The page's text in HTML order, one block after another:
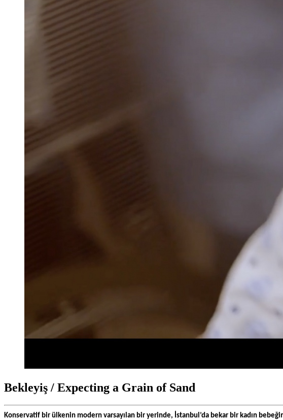
Bekleyiş / Expecting a Grain of Sand
Konservatif bir ülkenin modern varsayılan bir yerinde, İstanbul’da bekar bir kadın